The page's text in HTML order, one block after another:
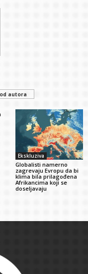
od autora
Ekskluziva
Globalisti namerno
zagrevaju Evropu da bi
klima bila prilagođena
Afrikancima koji se
doseljavaju